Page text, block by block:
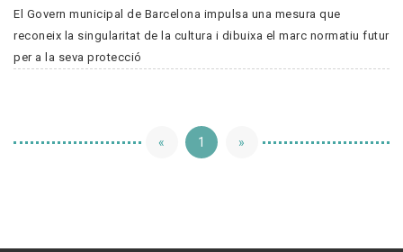
El Govern municipal de Barcelona impulsa una mesura que
reconeix la singularitat de la cultura i dibuixa el marc normatiu futur
per a la seva protecció
« 1 »